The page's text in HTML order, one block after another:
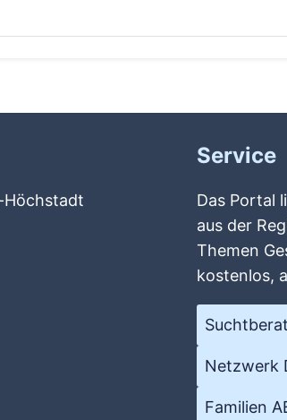
Höchstadt
Service
Das Portal
aus der
Themen
kostenlos,
Netzwerk
Familien